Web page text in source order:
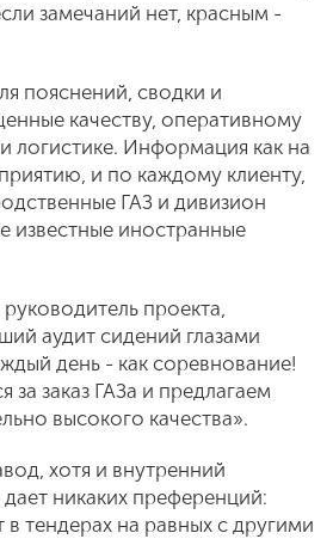
замечаний нет, красным -
пояснений, сводки и
качеству, оперативному
Информация как на
и по каждому клиенту,
ГАЗ и дивизион
известные иностранные
проекта,
аудит сидений глазами
день - как соревнование!
заказ ГАЗа и предлагаем
высокого качества».
хотя и внутренний
никаких преференций:
в тендерах на равных с другими